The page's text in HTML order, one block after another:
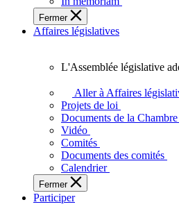
sein
de
l'Assemblée
l'Ontario.
Fermer
Affaires législatives
législative
adopte
touchent
vie
des
Ontariennes
L'Assemblée législative
Aller à Affaires
Projets de loi
Documents de la Chambre
Vidéo
Comités
Documents des comités
Calendrier
Fermer
Participer